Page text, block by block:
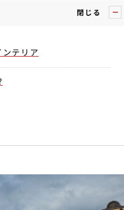
閉じる
テリア